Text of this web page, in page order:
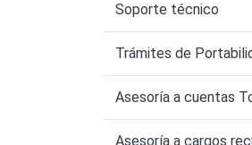
Soporte técnico
Trámites de
Asesoría a cuentas
Asesoría a cargos